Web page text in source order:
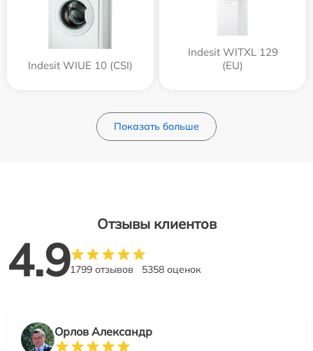
Indesit WIUE 10 (CSI)
Indesit WITXL 129
(EU)
Показать больше
Отзывы клиентов
4.91799 отзывов 5358 оценок
Орлов Александр